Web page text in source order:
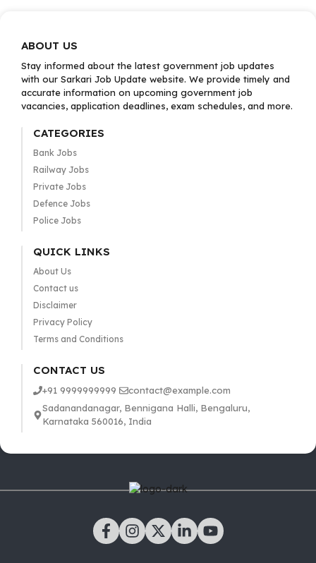
ABOUT US
Stay informed about the latest government job updates
with our Sarkari Job Update website. We provide timely and
accurate information on upcoming government job
vacancies, application deadlines, exam schedules, and more.
CATEGORIES
Bank Jobs
Railway Jobs
Private Jobs
Defence Jobs
Police Jobs
QUICK LINKS
About Us
Contact us
Disclaimer
Privacy Policy
Terms and Conditions
CONTACT US
+91 9999999999
contact@example.com
Sadanandanagar, Bennigana Halli, Bengaluru,
Karnataka 560016, India